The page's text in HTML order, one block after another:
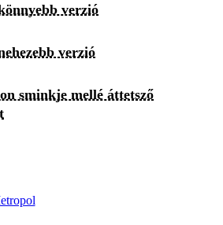
verzió
verzió
sminkje mellé áttetsző